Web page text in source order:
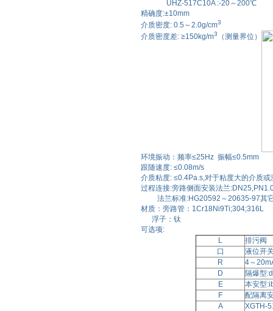
UHZ-517C10A :-20～200℃
精确度:±10mm
介质密度: 0.5～2.0g/cm3
介质密度差: ≥150kg/m3 （测量界位）
环境振动：频率≤25Hz 振幅≤0.5mm
跟随速度: ≤0.08m/s
介质粘度: ≤0.4Pa.s,对于粘度大的介质
过程连接:旁路侧面安装法兰
法兰标准:HG20592～20635-97其它
材质：旁路管：1Cr18Ni9Ti;304;316L
浮子：钛
可选项:
L
排污阀
口
液位开
R
4～
D
隔爆型
E
本安型
F
配隔离
A
XGTH-